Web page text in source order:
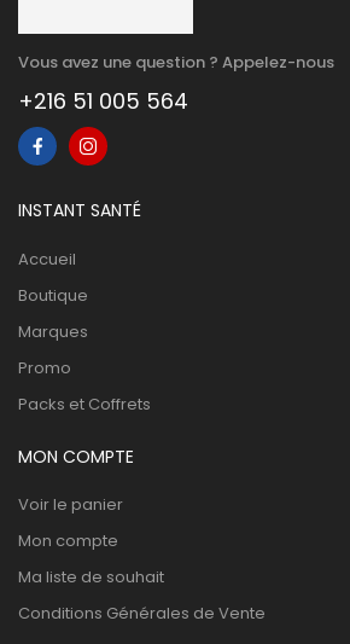
Vous avez une question ? Appelez-nous
+216 51 005 564
INSTANT SANTÉ
Accueil
Boutique
Marques
Promo
Packs et Coffrets
MON COMPTE
Voir le panier
Mon compte
Ma liste de souhait
Conditions Générales de Vente